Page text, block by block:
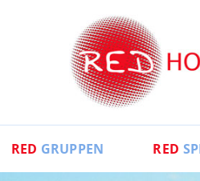
RED GRUPPEN RED